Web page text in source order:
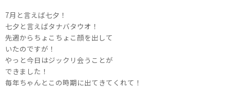
7月と言えば七夕！
七夕と言えばタナバタウオ！
先週からちょこちょこ顔を出して
いたのですが！
やっと今日はジックリ会うことが
できました！
毎年ちゃんとこの時期に出てきてくれて！